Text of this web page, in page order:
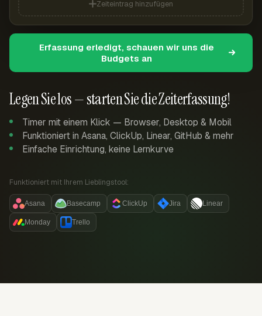
Legen Sie los — starten Sie die Zeiterfassung!
Timer mit einem Klick — Browser, Desktop & Mobil
Funktioniert in Asana, ClickUp, Linear, GitHub & mehr
Einfache Einrichtung, keine Lernkurve
Funktioniert mit Ihrem Lieblingstool:
Asana Basecamp ClickUp Jira Linear
Monday Trello
Zeiteintrag hinzufügen
Erfassung erledigt, schauen wir uns die
Budgets an